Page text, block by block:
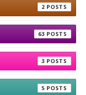
2
63
3
5